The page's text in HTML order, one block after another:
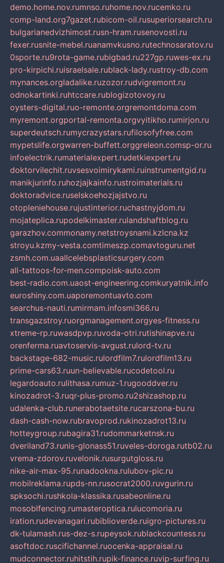
demo.home.nov.rumnso.ruhome.nov.rucemko.ru
comp-land.org7gazet.rubicom-oil.rusuperiorsearch.ru
bulgarianedvizhimost.rusn-hram.rusenovosti.ru
fexer.rusnite-mebel.ruanamvkusno.rutechnosaratov.ru
0sporte.ru9rota-game.rubigbad.ru227gp.ruwes-ex.ru
pro-kirpichi.ruisraelsale.rublack-lady.rustroy-db.com
mynances.orgladalike.ruzozor.rudvigremont.ru
odnokartinki.ruhtccare.rublogizotovoy.ru
oysters-digital.ruo-remonte.orgremontdoma.com
myremont.orgportal-remonta.orgvyitikho.rumirjon.ru
superdeutsch.rumycrazystars.rufilosofyfree.com
mypetslife.orgwarren-buffett.orggreleon.comsp-or.ru
infoelectrik.rumaterialexpert.rudetkiexpert.ru
doktorvilechit.ruvsesvoimirykami.ruinstrumentgid.ru
manikjurinfo.ruhozjajkainfo.rustroimaterials.ru
doktoradvice.ruselskoehozjajstvo.ru
otopleniehouse.rujustinterior.ruchastnyjdom.ru
mojateplica.rupodelkimaster.rulandshaftblog.ru
garazhov.commonamy.netstroysnami.kzlcna.kz
stroyu.kzmy-vesta.comtimeszp.comavtoguru.net
zsmh.com.uaallcelebsplasticsurgery.com
all-tattoos-for-men.compoisk-auto.com
best-radio.com.uaost-engineering.comkuryatnik.info
euroshiny.com.uaporemontuavto.com
searchus-nauti.rumirmam.infosmi366.ru
transgazstroy.ruorgmanagement.orgyes-fitness.ru
xtreme-rp.ruwasdpvp.ruvoda-otri.rutishinapve.ru
orenferma.ruavtoservis-avgust.rulord-tv.ru
backstage-682-music.rulordfilm7.rulordfilm13.ru
prime-cars63.ruun-believable.rucodetool.ru
legardoauto.rulithasa.rumuz-1.rugooddver.ru
kinozadrot-3.ruqr-plus-promo.ru2shizashop.ru
udalenka-club.runerabotaetsite.rucarszona-bu.ru
dash-cash-now.rubravoprod.rukinozadrot13.ru
hotteygroup.rubagira31.rudommarketnsk.ru
dveriland73.runis-glonass51.ruveles-doroga.rutb02.ru
vrema-zdorov.ruvelonik.rusurgutgloss.ru
nike-air-max-95.runadookna.rulubov-pic.ru
mobilreklama.rupds-nn.rusocrat2000.ruvgurin.ru
spksochi.rushkola-klassika.rusabeonline.ru
mosoblfencing.rumasteroptica.rulucomoria.ru
iration.rudevanagari.rubiblioverde.ruigro-pictures.ru
dk-tulamash.rus-dez-s.rupeysok.rublackcountess.ru
asoftdoc.ruscifichannel.ruocenka-appraisal.ru
mudconnector.ruhitstih.rupik-finance.ruvip-surfing.ru